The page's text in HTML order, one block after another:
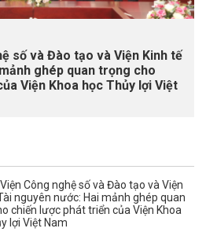
số và Đào tạo và Viện Kinh tế
ghép quan trọng cho
Viện Khoa học Thủy lợi Việt
Công nghệ số và Đào tạo và Viện
nguyên nước: Hai mảnh ghép quan
chiến lược phát triển của Viện Khoa
lợi Việt Nam